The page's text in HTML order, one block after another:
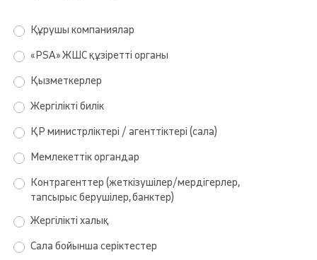
Құрушы компаниялар
«PSA» ЖШС құзіретті органы
Қызметкерлер
Жергілікті билік
ҚР министрліктері / агенттіктері (сала)
Мемлекеттік органдар
Контрагенттер (жеткізушілер/мердігерлер,
тапсырыс беруші­лер, банктер)
Жергілікті халық
Сала бойынша серіктестер